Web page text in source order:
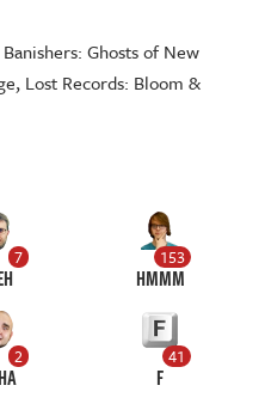
Banishers: Ghosts of New
, Lost Records: Bloom &
7 153
HMMM
2 41
F